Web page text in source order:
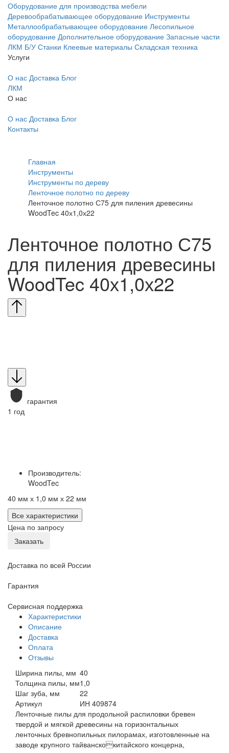
Оборудование для производства мебели
Деревообрабатывающее оборудование Инструменты
Металлообрабатывающее оборудование Лесопильное
оборудование Дополнительное оборудование Запасные части
ЛКМ Б/У Станки Клеевые материалы Складская техника
Услуги
О нас Доставка Блог
ЛКМ
О нас
О нас Доставка Блог
Контакты
Главная
Инструменты
Инструменты по дереву
Ленточное полотно по дереву
Ленточное полотно С75 для пиления древесины
WoodTec 40х1,0х22
Ленточное полотно С75
для пиления древесины
WoodTec 40х1,0х22
гарантия
1 год
Производитель:
WoodTec
40 мм х 1,0 мм х 22 мм
Все характеристики
Цена по запросу
Заказать
Доставка по всей России
Гарантия
Сервисная поддержка
Характеристики
Описание
Доставка
Оплата
Отзывы
Ширина пилы, мм 40
Толщина пилы, мм1,0
Шаг зуба, мм
22
Артикул
ИН 409874
Ленточные пилы для продольной распиловки бревен
твердой и мягкой древесины на горизонтальных
ленточных бревнопильных пилорамах, изготовленные на
заводе крупного тайванскокитайского концерна,